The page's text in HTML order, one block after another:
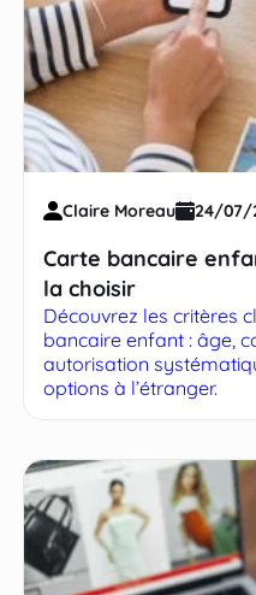
Claire Moreau 24/07/
Carte bancaire
la choisir
Découvrez les critères
bancaire enfant : âge,
autorisation
options à l’étranger.